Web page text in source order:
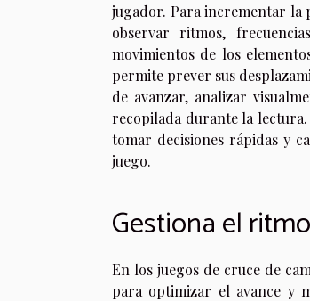
jugador. Para incrementar la
observar ritmos,
movimientos de los
permite prever sus
de avanzar, analizar
recopilada durante la
tomar decisiones rápidas y
juego.
Gestiona el
En los juegos de cruce de
para optimizar el avance y